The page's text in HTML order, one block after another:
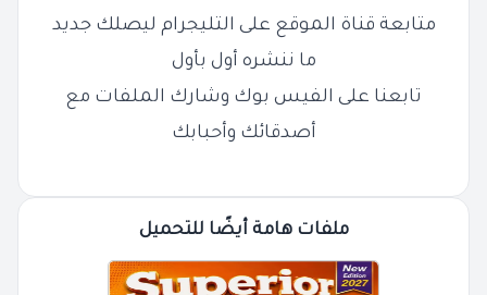
متابعة قناة الموقع على التليجرام ليصلك جديد
ما ننشره أول بأول
تابعنا على الفيس بوك وشارك الملفات مع
أصدقائك وأحبابك
ملفات هامة أيضًا للتحميل